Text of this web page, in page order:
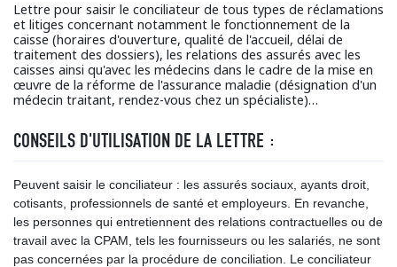
Lettre pour saisir le conciliateur de tous types de réclamations
et litiges concernant notamment le fonctionnement de la
caisse (horaires d'ouverture, qualité de l'accueil, délai de
traitement des dossiers), les relations des assurés avec les
caisses ainsi qu'avec les médecins dans le cadre de la mise en
œuvre de la réforme de l'assurance maladie (désignation d'un
médecin traitant, rendez-vous chez un spécialiste)…
CONSEILS D'UTILISATION DE LA LETTRE :
Peuvent saisir le conciliateur : les assurés sociaux, ayants droit,
cotisants, professionnels de santé et employeurs. En revanche,
les personnes qui entretiennent des relations contractuelles ou de
travail avec la CPAM, tels les fournisseurs ou les salariés, ne sont
pas concernées par la procédure de conciliation. Le conciliateur